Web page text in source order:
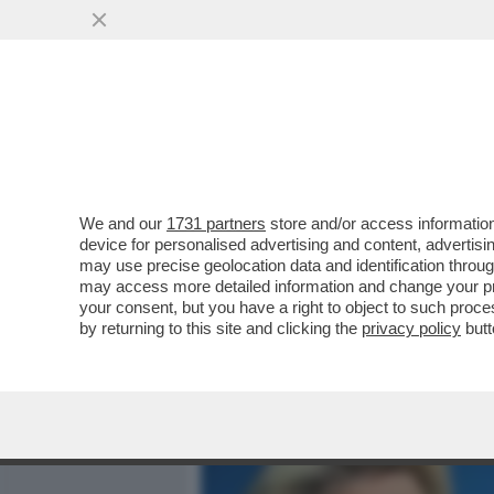
LA CINA NON PUÒ
FINALMENTE L’UE L’HA
VAI ALL'ARTICOLO
We and our 1731 partners store and/or access
device for personalised advertising and content,
may use precise geolocation data and identification
may access more detailed information and change your
your consent, but you have a right to object to such
by returning to this site and clicking the privacy policy